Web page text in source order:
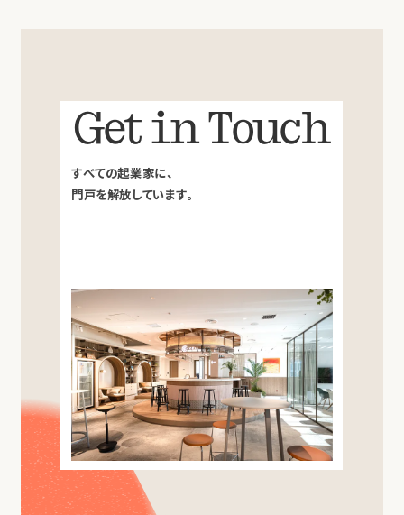
Get in Touch
すべての起業家に、
門戸を解放しています。